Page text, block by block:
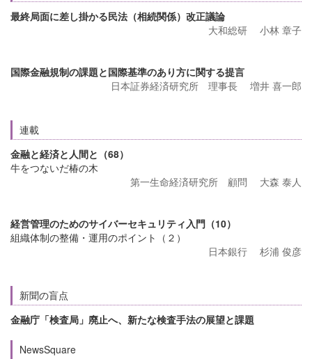
最終局面に差し掛かる民法（相続関係）改正議論
大和総研 小林 章子
国際金融規制の課題と国際基準のあり方に関する提言
日本証券経済研究所 理事長 増井 喜一郎
連載
金融と経済と人間と（68）
牛をつないだ椿の木
第一生命経済研究所 顧問 大森 泰人
経営管理のためのサイバーセキュリティ入門（10）
組織体制の整備・運用のポイント（２）
日本銀行 杉浦 俊彦
新聞の盲点
金融庁「検査局」廃止へ、新たな検査手法の展望と課題
NewsSquare